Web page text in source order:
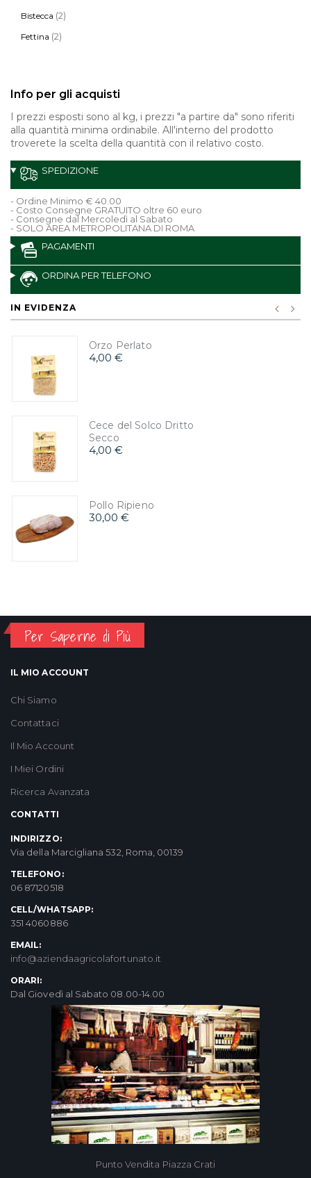
Bistecca (2)
Fettina (2)
Info per gli acquisti
I prezzi esposti sono al kg, i prezzi "a partire da" sono riferiti
alla quantità minima ordinabile. All'interno del prodotto
troverete la scelta della quantità con il relativo costo.
SPEDIZIONE
- Ordine Minimo € 40.00
- Costo Consegne GRATUITO oltre 60 euro
- Consegne dal Mercoledì al Sabato
- SOLO AREA METROPOLITANA DI ROMA
PAGAMENTI
ORDINA PER TELEFONO
IN EVIDENZA
Orzo Perlato
4,00 €
Cece del Solco Dritto
Secco
4,00 €
Pollo Ripieno
30,00 €
Per Saperne di Più
IL MIO ACCOUNT
Chi Siamo
Contattaci
Il Mio Account
I Miei Ordini
Ricerca Avanzata
CONTATTI
INDIRIZZO:
Via della Marcigliana 532, Roma, 00139
TELEFONO:
06 87120518
CELL/WHATSAPP:
351 4060886
EMAIL:
info@aziendaagricolafortunato.it
ORARI:
Dal Giovedì al Sabato 08.00-14.00
Punto Vendita Piazza Crati